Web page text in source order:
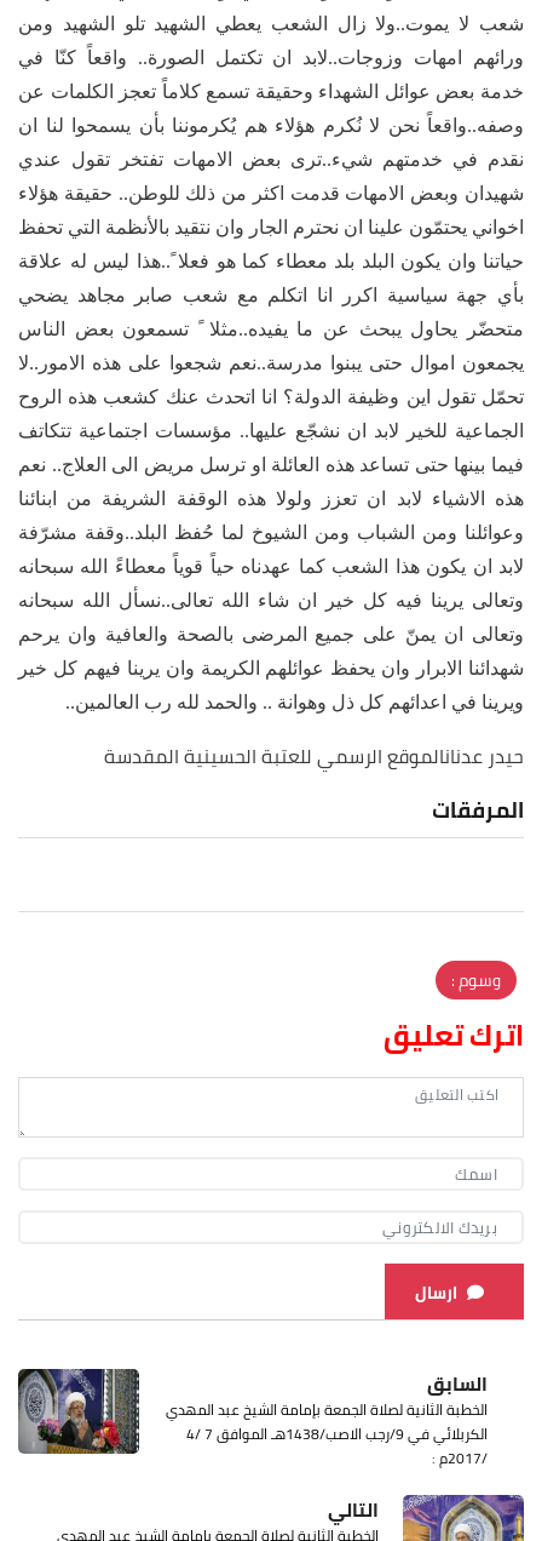
شعب لا يموت..ولا زال الشعب يعطي الشهيد تلو الشهيد ومن
ورائهم امهات وزوجات..لابد ان تكتمل الصورة.. واقعاً كنّا في
خدمة بعض عوائل الشهداء وحقيقة تسمع كلاماً تعجز الكلمات عن
وصفه..واقعاً نحن لا نُكرم هؤلاء هم يُكرموننا بأن يسمحوا لنا ان
نقدم في خدمتهم شيء..ترى بعض الامهات تفتخر تقول عندي
شهيدان وبعض الامهات قدمت اكثر من ذلك للوطن.. حقيقة هؤلاء
اخواني يحتمّون علينا ان نحترم الجار وان نتقيد بالأنظمة التي تحفظ
حياتنا وان يكون البلد بلد معطاء كما هو فعلا ً..هذا ليس له علاقة
بأي جهة سياسية اكرر انا اتكلم مع شعب صابر مجاهد يضحي
متحضّر يحاول يبحث عن ما يفيده..مثلا ً تسمعون بعض الناس
يجمعون اموال حتى يبنوا مدرسة..نعم شجعوا على هذه الامور..لا
تحمّل تقول اين وظيفة الدولة؟ انا اتحدث عنك كشعب هذه الروح
الجماعية للخير لابد ان نشجّع عليها.. مؤسسات اجتماعية تتكاتف
فيما بينها حتى تساعد هذه العائلة او ترسل مريض الى العلاج.. نعم
هذه الاشياء لابد ان تعزز ولولا هذه الوقفة الشريفة من ابنائنا
وعوائلنا ومن الشباب ومن الشيوخ لما حُفظ البلد..وقفة مشرّفة
لابد ان يكون هذا الشعب كما عهدناه حياً قوياً معطاءً الله سبحانه
وتعالى يرينا فيه كل خير ان شاء الله تعالى..نسأل الله سبحانه
وتعالى ان يمنّ على جميع المرضى بالصحة والعافية وان يرحم
شهدائنا الابرار وان يحفظ عوائلهم الكريمة وان يرينا فيهم كل خير
ويرينا في اعدائهم كل ذل وهوانة .. والحمد لله رب العالمين..
حيدر عدنانالموقع الرسمي للعتبة الحسينية المقدسة
المرفقات
وسوم :
اترك تعليق
ارسال
السابق
الخطبة الثانية لصلاة الجمعة بإمامة الشيخ عبد المهدي
الكربلائي في 9/رجب الاصب/1438هـ الموافق 7 /4
/2017م :
التالي